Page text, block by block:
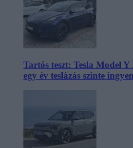
Tartós teszt: Tesla Model
egy év teslázás szinte ingyen